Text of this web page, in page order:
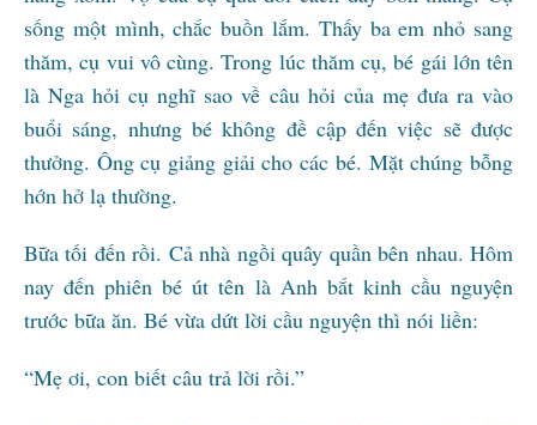
sống một mình, chắc buồn lắm. Thấy ba em nhỏ sang
thăm, cụ vui vô cùng. Trong lúc thăm cụ, bé gái lớn tên
là Nga hỏi cụ nghĩ sao về câu hỏi của mẹ đưa ra vào
buổi sáng, nhưng bé không đề cập đến việc sẽ được
thưởng. Ông cụ giảng giải cho các bé. Mặt chúng bỗng
hớn hở lạ thường.
Bữa tối đến rồi. Cả nhà ngồi quây quần bên nhau. Hôm
nay đến phiên bé út tên là Anh bắt kinh cầu nguyện
trước bữa ăn. Bé vừa dứt lời cầu nguyện thì nói liền:
“Mẹ ơi, con biết câu trả lời rồi.”